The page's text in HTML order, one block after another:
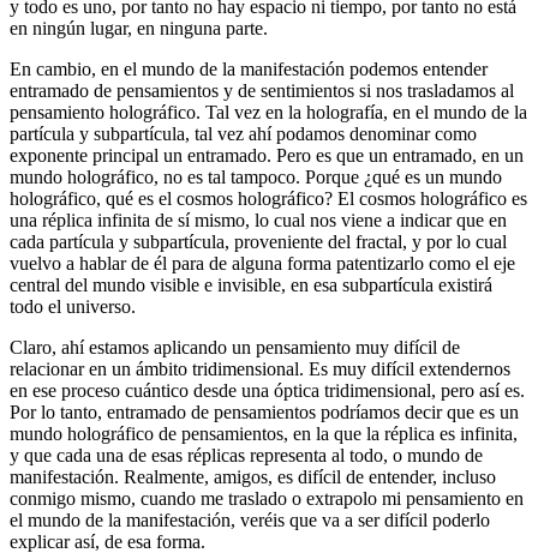
y todo es uno, por tanto no hay espacio ni tiempo, por tanto no está
en ningún lugar, en ninguna parte.
En cambio, en el mundo de la manifestación podemos entender
entramado de pensamientos y de sentimientos si nos trasladamos al
pensamiento holográfico. Tal vez en la holografía, en el mundo de la
partícula y subpartícula, tal vez ahí podamos denominar como
exponente principal un entramado. Pero es que un entramado, en un
mundo holográfico, no es tal tampoco. Porque ¿qué es un mundo
holográfico, qué es el cosmos holográfico? El cosmos holográfico es
una réplica infinita de sí mismo, lo cual nos viene a indicar que en
cada partícula y subpartícula, proveniente del fractal, y por lo cual
vuelvo a hablar de él para de alguna forma patentizarlo como el eje
central del mundo visible e invisible, en esa subpartícula existirá
todo el universo.
Claro, ahí estamos aplicando un pensamiento muy difícil de
relacionar en un ámbito tridimensional. Es muy difícil extendernos
en ese proceso cuántico desde una óptica tridimensional, pero así es.
Por lo tanto, entramado de pensamientos podríamos decir que es un
mundo holográfico de pensamientos, en la que la réplica es infinita,
y que cada una de esas réplicas representa al todo, o mundo de
manifestación. Realmente, amigos, es difícil de entender, incluso
conmigo mismo, cuando me traslado o extrapolo mi pensamiento en
el mundo de la manifestación, veréis que va a ser difícil poderlo
explicar así, de esa forma.